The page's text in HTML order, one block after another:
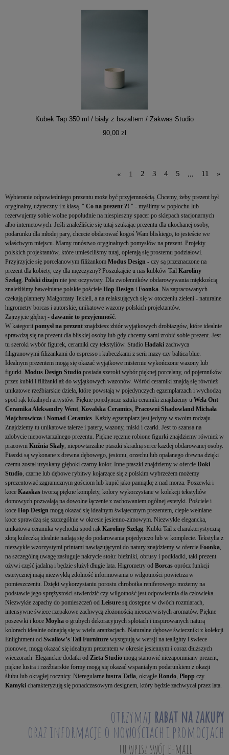
Kubek Tap 350 ml / biały z bazaltem / Zakwas Studio
90,00 zł
« 1 2 3 4 5 ... 11 »
Wybieranie odpowiedniego prezentu może być przyjemnością. Chcemy, żeby prezent był
oryginalny, użyteczny i z klasą. " Co na prezent ?! " - myślimy w popłochu lub
rezerwujemy sobie wolne popołudnie na niespieszny spacer po sklepach stacjonarnych
albo internetowych. Jeśli znaleźliście się tutaj szukając prezentu dla ukochanej osoby,
podarunku dla młodej pary, chcecie obdarować kogoś Wam bliskiego, to jesteście we
właściwym miejscu. Mamy mnóstwo oryginalnych pomysłów na prezent. Projekty
polskich projektantów, które umieściliśmy tutaj, opierają się prostemu podziałowi.
Przyjrzyjcie się porcelanowym filiżankom Modus Design - czy są przeznaczone na
prezent dla kobiety, czy dla mężczyzny? Poszukajcie u nas kubków Tail Karoliny
Szeląg Polski dizajn nie jest oczywisty. Dla zwolenników obdarowywania miękkością
znaleźliśmy bawełniane polskie pościele Hop Design i Foonka . Na zapracowanych
czekają plannery Małgorzaty Tekieli, a na relaksujących się w otoczeniu zieleni - naturalne
higrometry borcas i autorskie, unikatowe wazony polskich projektantów.
Zajrzyjcie głębiej - dawanie to przyjemność
W kategorii pomysł na prezent znajdziesz zbiór wyjątkowych drobiazgów, które idealnie
sprawdzą się na prezent dla bliskiej osoby lub gdy chcemy sami zrobić sobie prezent. Jest
tu szeroki wybór figurek, ceramiki czy tekstyliów. Studio Hadaki zachwyca
filigranowymi filiżankami do espresso i kubeczkami z serii mazy czy baltica blue.
Idealnym prezentem mogą się okazać wyjątkowe misternie wykończone wazony lub
figurki. Modus Design Studio posiada szeroki wybór pięknej porcelany, od pojemników
przez kubki i filiżanki aż do wyjątkowych wazonów. Wśród ceramiki znajdą się również
unikatowe rzeźbiarskie dzieła, które powstają w pojedynczych egzemplarzach i wychodzą
spod rąk lokalnych artystów. Piękne pojedyncze sztuki ceramiki znajdziemy u Wela Ont
Ceramika Aleksandry Went Kovalska Ceramics Pracowni Shadowland Michała
Majchrowicza i Nomad Ceramics . Każdy egzemplarz jest jedyny w swoim rodzaju.
Znajdziemy tu unikatowe talerze i patery, wazony, miski i czarki. Jest to szansa na
zdobycie niepowtarzalnego prezentu. Piękne ręcznie robione figurki znajdziemy również w
pracowni Kuźnia Skały , niepowtarzalne ptaszki skradną serce każdej obdarowanej osoby.
Ptaszki są wykonane z drewna dębowego, jesionu, orzechu lub opalanego drewna dzięki
czemu został uzyskany głęboki czarny kolor. Inne ptaszki znajdziemy w ofercie Doki
Studio , czarne lub dębowe rybitwy kojarzące się z polskim wybrzeżem możemy
sprezentować zagranicznym gościom lub kupić jako pamiątkę z nad morza. Poszewki i
koce Kaaskas tworzą piękne komplety, kolory wykorzystane w kolekcji tekstyliów
domowych pozwalają na dowolne łączenie z zachowaniem ogólnej estetyki. Pościele i
koce Hop Design mogą okazać się idealnym świątecznym prezentem, ciepłe wełniane
koce sprawdzą się szczególnie w okresie jesienno-zimowym. Niezwykle elegancka,
unikatowa ceramika wychodzi spod rąk Karoliny Szeląg . Kubki Tail z charakterystyczną
złotą kuleczką idealnie nadają się do podarowania pojedynczo lub w komplecie. Tekstylia z
niezwykle wzorzystymi printami nawiązującymi do natury znajdziemy w ofercie Foonka
na szczególną uwagę zasługuje nakrycie stołu: bieżniki, obrusy i podkładki, taki prezent
ożywi część jadalną i będzie służył długie lata. Higrometry od Borcas oprócz funkcji
estetycznej mają niezwykłą zdolność informowania o wilgotności powietrza w
pomieszczeniu. Dzięki wykorzystaniu porostu chrobotka reniferowego możemy na
podstawie jego sprężystości stwierdzić czy wilgotność jest odpowiednia dla człowieka.
Niezwykłe zapachy do pomieszczeń od Leisure są dostępne w dwóch rozmiarach,
intensywne świece rzepakowe zachwycą złożonością nieoczywistych aromatów. Piękne
poszewki i koce Moyha o grubych dekoracyjnych splotach i inspirowanych naturą
kolorach idealnie odnajdą się w wielu aranżacjach. Naturalne dębowe świeczniki z kolekcji
Enlightment od Swallow’s Tail Furniture występują w wersji na tealighty i świece
pionowe, mogą okazać się idealnym prezentem w okresie jesiennym i coraz dłuższych
wieczorach. Eleganckie dodatki od Zieta Studio mogą stanowić niezapomniany prezent,
piękne lustra i rzeźbiarskie formy mogą się okazać wspaniałym podarunkiem z okazji
ślubu lub okrągłej rocznicy. Nieregularne lustra Tafla , okrągłe Rondo Plopp czy
Kamyki charakteryzują się ponadczasowym designem, który będzie zachwycał przez lata.
otrzymaj rabat na zakupy
oraz informacje o nowościach i promocjach